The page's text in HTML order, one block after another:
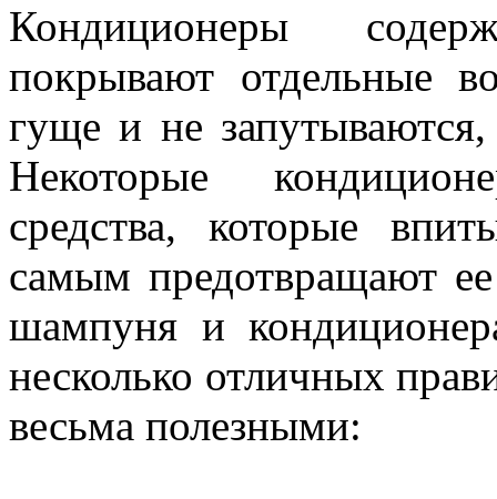
Кондиционеры
покрывают отдельные
гуще и не запутываются,
Некоторые
средства, которые
самым предотвращают
шампуня и
несколько отличных
весьма полезными: